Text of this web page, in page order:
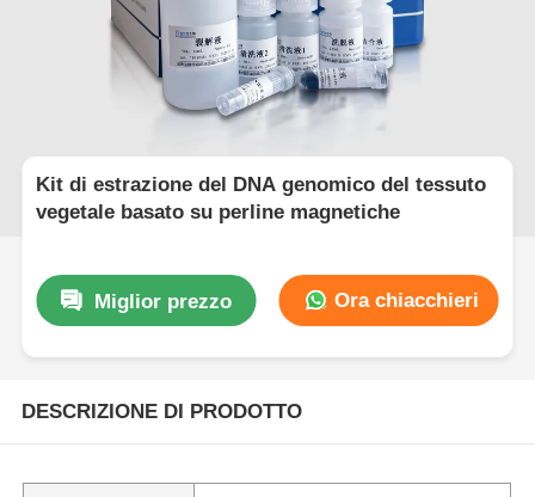
Kit di estrazione del DNA genomico del tessuto
vegetale basato su perline magnetiche
Miglior prezzo Ora chiacchieri
DESCRIZIONE DI PRODOTTO